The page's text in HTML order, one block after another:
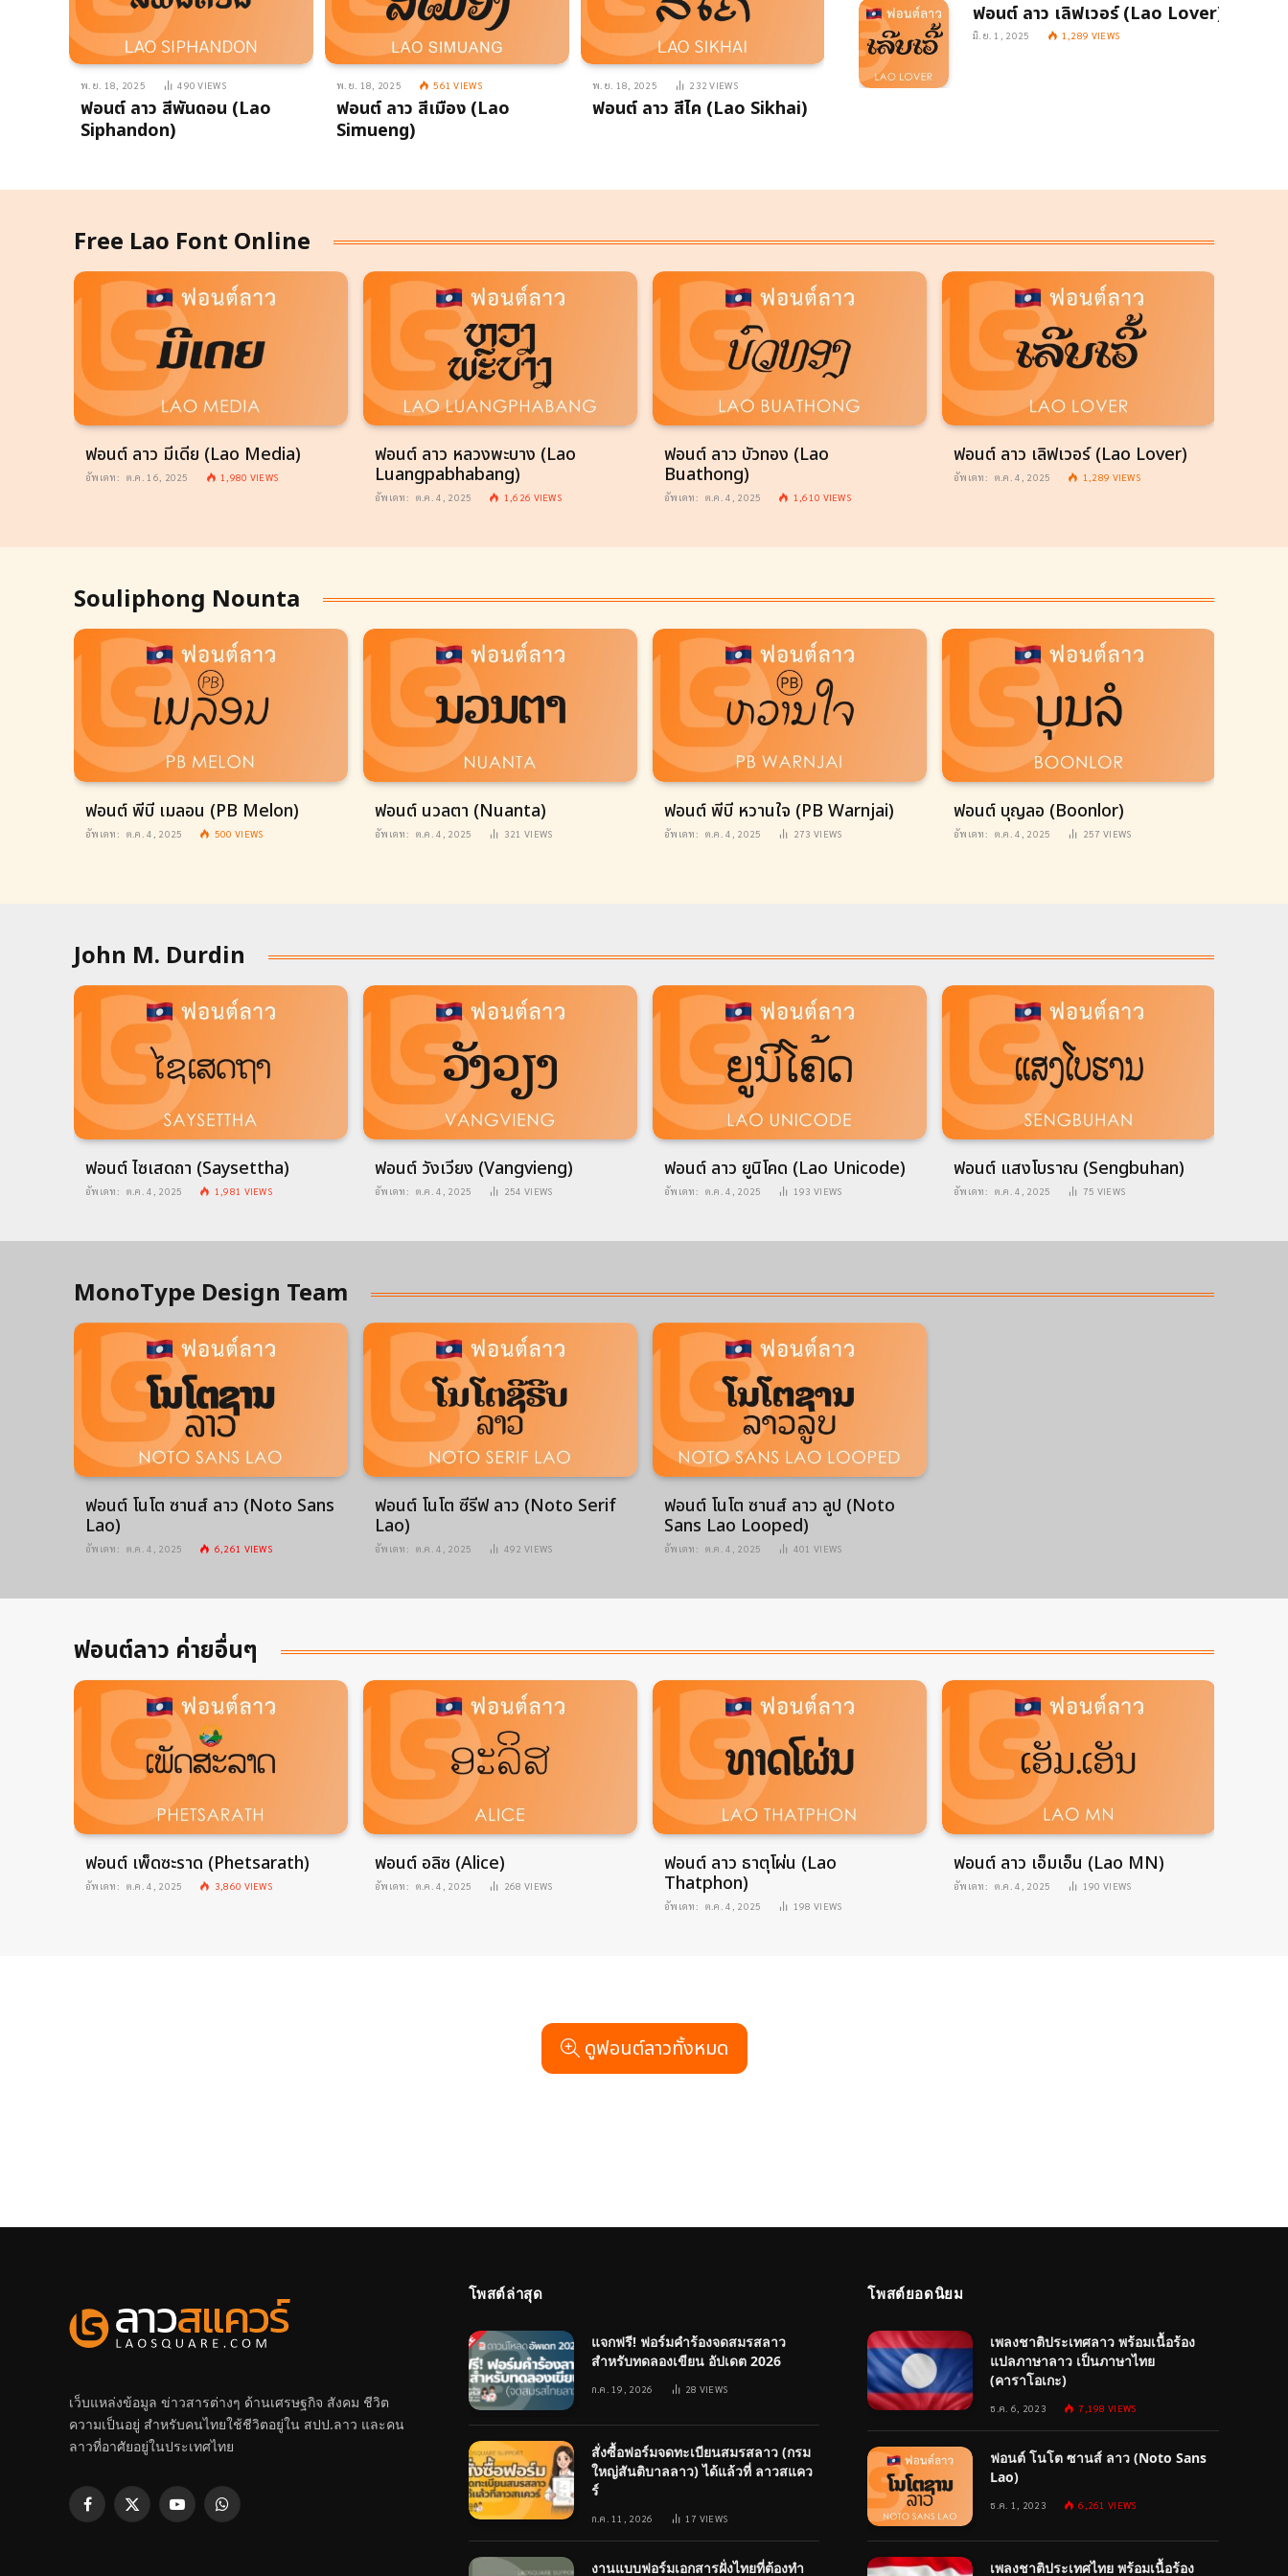
พ.ย. 18, 2025 490VIEWS
ฟอนต์ ลาว สีพันดอน (Lao
Siphandon)
พ.ย. 18, 2025 561VIEWS
ฟอนต์ ลาว สีเมือง (Lao
Simueng)
พ.ย. 18, 2025 232VIEWS
ฟอนต์ ลาว สีไค (Lao Sikhai)
พ.ย. 18, 2025 41
ฟอนต์ ลาว เลิฟเวอร์ (Lao Lover)
มิ.ย. 1, 2025 1,289 VIEWS
Free Lao Font Online
ฟอนต์ ลาว มีเดีย (Lao Media)
อัพเดท: ต.ค. 16, 2025 1,980 VIEWS
ฟอนต์ ลาว หลวงพะบาง (Lao
Luangpabhabang)
อัพเดท: ต.ค. 4, 2025 1,626 VIEWS
ฟอนต์ ลาว บัวทอง (Lao
Buathong)
อัพเดท: ต.ค. 4, 2025 1,610 VIEWS
ฟอนต์ ลาว เลิฟเวอร์ (Lao Lover)
อัพเดท: ต.ค. 4, 2025 1,289 VIEWS
Souliphong Nounta
ฟอนต์ พีบี เมลอน (PB Melon)
อัพเดท: ต.ค. 4, 2025 500 VIEWS
ฟอนต์ นวลตา (Nuanta)
อัพเดท: ต.ค. 4, 2025 321 VIEWS
ฟอนต์ พีบี หวานใจ (PB Warnjai)
อัพเดท: ต.ค. 4, 2025 273 VIEWS
ฟอนต์ บุญลอ (Boonlor)
อัพเดท: ต.ค. 4, 2025 257 VIEWS
John M. Durdin
ฟอนต์ ไซเสดถา (Saysettha)
อัพเดท: ต.ค. 4, 2025 1,981 VIEWS
ฟอนต์ วังเวียง (Vangvieng)
อัพเดท: ต.ค. 4, 2025 254 VIEWS
ฟอนต์ ลาว ยูนิโคด (Lao Unicode)
อัพเดท: ต.ค. 4, 2025 193 VIEWS
ฟอนต์ แสงโบราณ (Sengbuhan)
อัพเดท: ต.ค. 4, 2025 75 VIEWS
MonoType Design Team
ฟอนต์ โนโต ซานส์ ลาว (Noto Sans
Lao)
อัพเดท: ต.ค. 4, 2025 6,261 VIEWS
ฟอนต์ โนโต ซีรีฟ ลาว (Noto Serif
Lao)
อัพเดท: ต.ค. 4, 2025 492 VIEWS
ฟอนต์ โนโต ซานส์ ลาว ลูป (Noto
Sans Lao Looped)
อัพเดท: ต.ค. 4, 2025 401 VIEWS
ฟอนต์ลาว ค่ายอื่นๆ
ฟอนต์ เพ็ดซะราด (Phetsarath)
อัพเดท: ต.ค. 4, 2025 3,860 VIEWS
ฟอนต์ อลิซ (Alice)
อัพเดท: ต.ค. 4, 2025 268 VIEWS
ฟอนต์ ลาว ธาตุโผ่น (Lao
Thatphon)
อัพเดท: ต.ค. 4, 2025 198 VIEWS
ฟอนต์ ลาว เอ็มเอ็น (Lao MN)
อัพเดท: ต.ค. 4, 2025 190 VIEWS
ดูฟอนต์ลาวทั้งหมด
เว็บแหล่งข้อมูล ข่าวสารต่างๆ ด้านเศรษฐกิจ สังคม ชีวิต
ความเป็นอยู่ สำหรับคนไทยใช้ชีวิตอยู่ใน สปป.ลาว และคน
ลาวที่อาศัยอยู่ในประเทศไทย
Facebook
X
YouTubeWhatsApp
โพสต์ล่าสุด
แจกฟรี! ฟอร์มคำร้องจดสมรสลาว
สำหรับทดลองเขียน อัปเดต 2026
ก.ค. 19, 2026 28 VIEWS
สั่งซื้อฟอร์มจดทะเบียนสมรสลาว (กรม
ใหญ่สันติบาลลาว) ได้แล้วที่ ลาวสแคว
ร์
ก.ค. 11, 2026 17 VIEWS
งานแบบฟอร์มเอกสารฝั่งไทยที่ต้องทำ
โพสต์ยอดนิยม
เพลงชาติประเทศลาว พร้อมเนื้อร้อง
แปลภาษาลาว เป็นภาษาไทย
(คาราโอเกะ)
ธ.ค. 6, 2023 7,198VIEWS
ฟอนต์ โนโต ซานส์ ลาว (Noto Sans
Lao)
ธ.ค. 1, 2023 6,261VIEWS
เพลงชาติประเทศไทย พร้อมเนื้อร้อง